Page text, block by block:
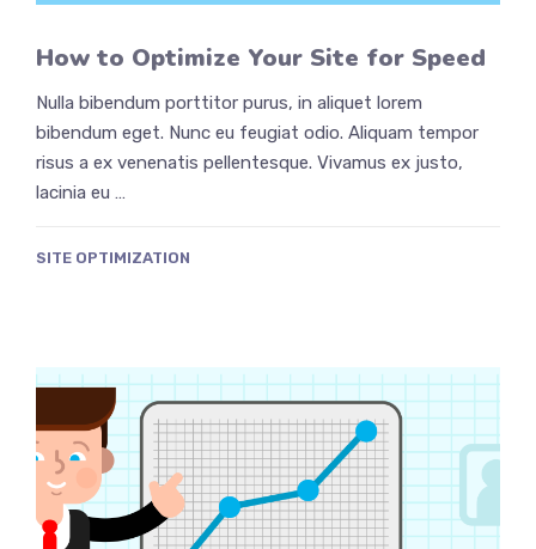
How to Optimize Your Site for Speed
Nulla bibendum porttitor purus, in aliquet lorem
bibendum eget. Nunc eu feugiat odio. Aliquam tempor
risus a ex venenatis pellentesque. Vivamus ex justo,
lacinia eu …
SITE OPTIMIZATION